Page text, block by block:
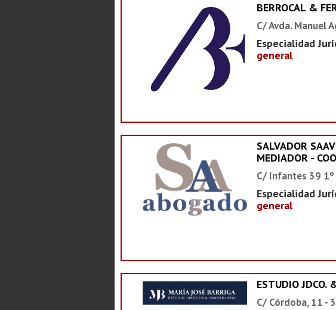
BERROCAL &
C/ Avda. Manuel
Especialidad
general
SALVADOR
MEDIADOR -
C/ Infantes 39 1º
Especialidad
general
ESTUDIO JDCO.
C/ Córdoba, 11 -